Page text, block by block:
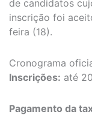
de candidatos
inscrição foi
feira (18).
Cronograma
Inscrições: até
Pagamento da